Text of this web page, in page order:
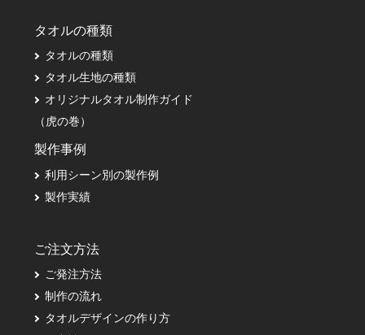
タオルの種類
タオルの種類
タオル生地の種類
オリジナルタオル制作ガイド
（虎の巻）
製作事例
利用シーン別の製作例
製作実績
ご注文方法
ご発注方法
制作の流れ
タオルデザインの作り方